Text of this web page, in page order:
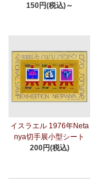
150円(税込)～
イスラエル 1976年Neta
nya切手展小型シート
200円(税込)